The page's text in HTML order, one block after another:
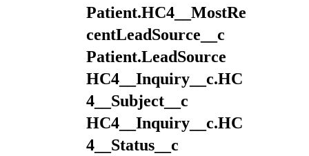
Patient.HC4__MostRe
centLeadSource__c
Patient.LeadSource
HC4__Inquiry__c.HC
4__Subject__c
HC4__Inquiry__c.HC
4__Status__c